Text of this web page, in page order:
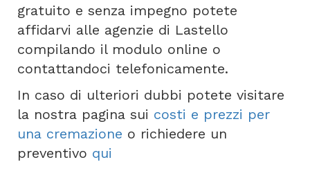
gratuito e senza impegno potete
affidarvi alle agenzie di Lastello
compilando il modulo online o
contattandoci telefonicamente.
In caso di ulteriori dubbi potete visitare
la nostra pagina sui costi e prezzi per
una cremazione o richiedere un
preventivo qui